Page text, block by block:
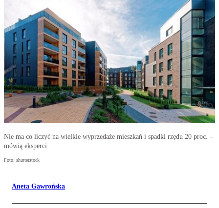
Nie ma co liczyć na wielkie wyprzedaże mieszkań i spadki rzędu 20 proc. –
mówią eksperci
Foto: shutterstock
Aneta Gawrońska